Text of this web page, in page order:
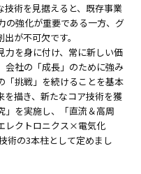
術を見据えると、既存事業
の強化が重要である一方、グ
が不可欠です。
力を身に付け、常に新しい価
会社の「成長」のために強み
「挑戦」を続けることを基本
を描き、新たなコア技術を獲
」を実施し、「直流＆高周
レクトロニクス×電気化
術の3本柱として定めまし